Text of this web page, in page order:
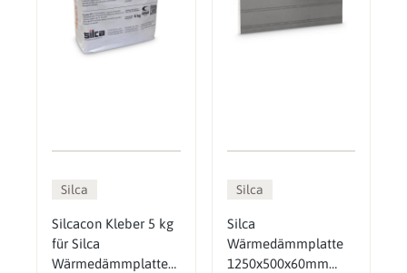
Silca
Silcacon Kleber 5 kg
für Silca
Wärmedämmplatten
Silca
Silca
Wärmedämmplatte
1250x500x60mm